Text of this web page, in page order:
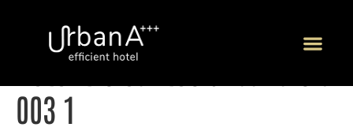
hotel trs cantos urbana sld
003 1